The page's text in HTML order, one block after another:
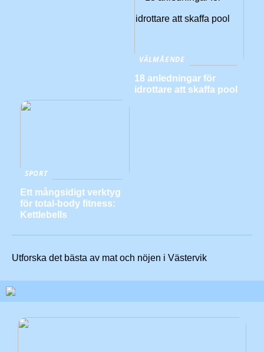
VÄLMÅENDE
18 anledningar för
idrottare att skaffa pool
SPORT
Ett mångsidigt verktyg
för total-body fitness:
Kettlebells
Utforska det bästa av mat och nöjen i Västervik